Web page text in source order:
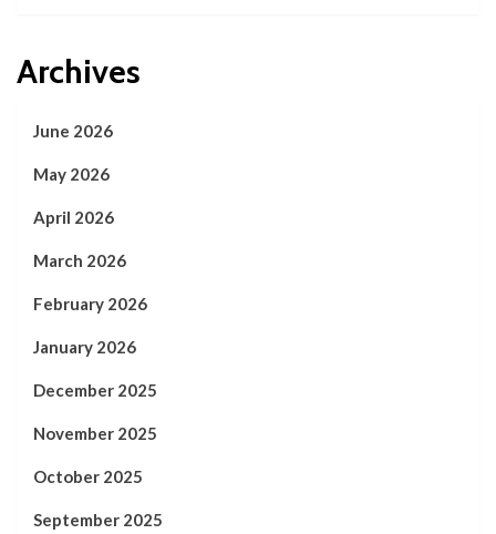
Archives
June 2026
May 2026
April 2026
March 2026
February 2026
January 2026
December 2025
November 2025
October 2025
September 2025